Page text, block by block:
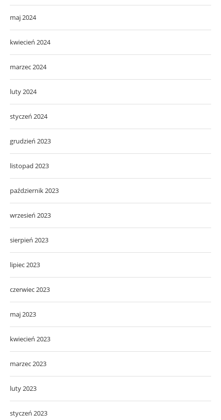
maj 2024
kwiecień 2024
marzec 2024
luty 2024
styczeń 2024
grudzień 2023
listopad 2023
październik 2023
wrzesień 2023
sierpień 2023
lipiec 2023
czerwiec 2023
maj 2023
kwiecień 2023
marzec 2023
luty 2023
styczeń 2023